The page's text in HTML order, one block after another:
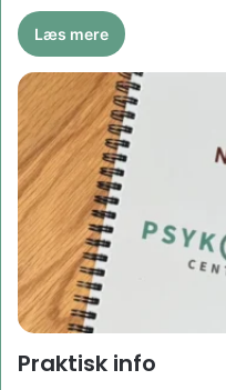
Læs mere
Praktisk info